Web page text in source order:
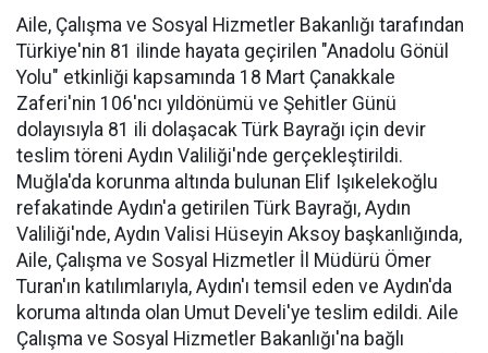
Aile, Çalışma ve Sosyal Hizmetler Bakanlığı tarafından
Türkiye'nin 81 ilinde hayata geçirilen "Anadolu Gönül
Yolu" etkinliği kapsamında 18 Mart Çanakkale
Zaferi'nin 106'ncı yıldönümü ve Şehitler Günü
dolayısıyla 81 ili dolaşacak Türk Bayrağı için devir
teslim töreni Aydın Valiliği'nde gerçekleştirildi.
Muğla'da korunma altında bulunan Elif Işıkelekoğlu
refakatinde Aydın'a getirilen Türk Bayrağı, Aydın
Valiliği'nde, Aydın Valisi Hüseyin Aksoy başkanlığında,
Aile, Çalışma ve Sosyal Hizmetler İl Müdürü Ömer
Turan'ın katılımlarıyla, Aydın'ı temsil eden ve Aydın'da
koruma altında olan Umut Develi'ye teslim edildi. Aile
Çalışma ve Sosyal Hizmetler Bakanlığı'na bağlı